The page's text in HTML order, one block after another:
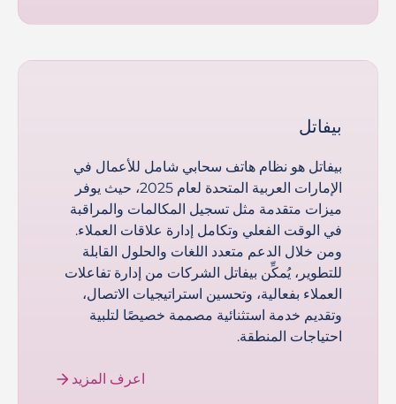
بيفاتل
بيفاتل هو نظام هاتف سحابي شامل للأعمال في
الإمارات العربية المتحدة لعام 2025، حيث يوفر
ميزات متقدمة مثل تسجيل المكالمات والمراقبة
في الوقت الفعلي وتكامل إدارة علاقات العملاء.
ومن خلال الدعم متعدد اللغات والحلول القابلة
للتطوير، يُمكِّن بيفاتل الشركات من إدارة تفاعلات
العملاء بفعالية، وتحسين استراتيجيات الاتصال،
وتقديم خدمة استثنائية مصممة خصيصًا لتلبية
احتياجات المنطقة.
اعرف المزيد